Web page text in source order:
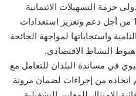
حزمة التسهيلات الائتمانية
سريعة الصرف لمواجهة كوفيد-19 من أجل دعم وتعزيز استعدادات
واستجاباتها لمواجهة الجائحة
هبوط النشاط الاقتصادي.
في مساندة البلدان للتعامل مع
اتخاذه من إجراءات لضمان مرونة